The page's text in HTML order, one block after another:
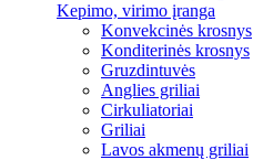
Kepimo, virimo įranga
Konvekcinės krosnys
Konditerinės krosnys
Gruzdintuvės
Anglies griliai
Cirkuliatoriai
Griliai
Lavos akmenų griliai